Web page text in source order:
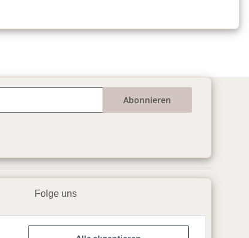
Abonnieren
Folge uns
▶️ YouTube